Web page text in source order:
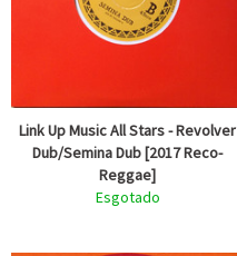
Link Up Music All Stars - Revolver
Dub/Semina Dub [2017 Reco-
Reggae]
Esgotado